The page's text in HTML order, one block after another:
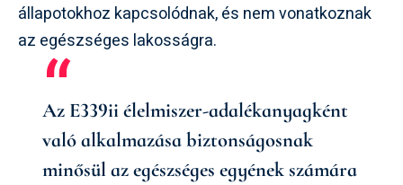
állapotokhoz kapcsolódnak, és nem vonatkoznak
az egészséges lakosságra.
Az E339iiélelmiszer-adalékanyagként
való alkalmazása biztonságosnak
minősül az egészséges egyének számára